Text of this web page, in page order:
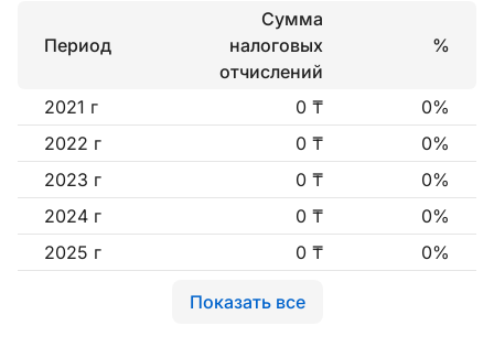
Период
Сумма
налоговых
отчислений
%
2021 г 0 ₸
0%
2022 г
0 ₸
0%
2023 г
0 ₸
0%
2024 г
0 ₸
0%
2025 г
0 ₸ 0%
Показать все